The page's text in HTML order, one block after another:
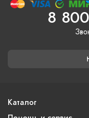
8
Каталог